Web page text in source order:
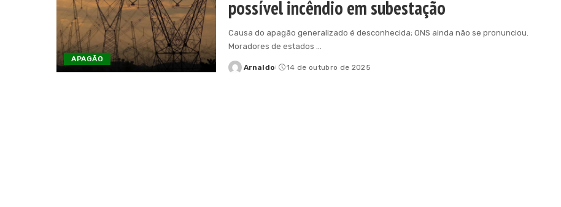
APAGÃO
possível incêndio em subestação
Causa do apagão generalizado é desconhecida; ONS ainda não se pronunciou.
Moradores de estados ...
Posted
Arnaldo 14 de outubro de 2025